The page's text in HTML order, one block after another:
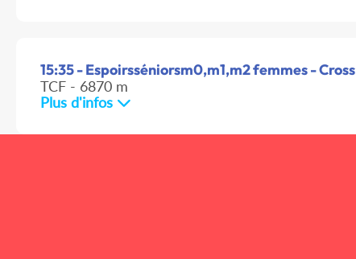
15:35 - Espoirsséniorsm0,m1,m2 femmes - Cross
TCF - 6870 m
Plus d'infos